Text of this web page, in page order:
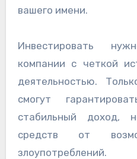
вашего имени.
Инвестировать
компании с четкой
деятельностью.
смогут
стабильный
средств от
злоупотреблений.